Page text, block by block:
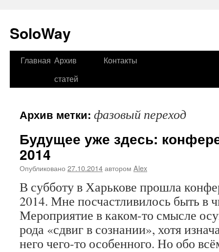
SoloWay
Перейти
Главная Архив
статей
Контакты
Архив метки: фазовый переход
Будущее уже здесь:
2014
Опубликовано 27.10.2014автором Alex
В субботу в Харькове прошла
2014. Мне посчастливилось быть в
Мероприятие в каком-то смысле
рода «сдвиг в сознании», хотя
него чего-то особенного. Но обо